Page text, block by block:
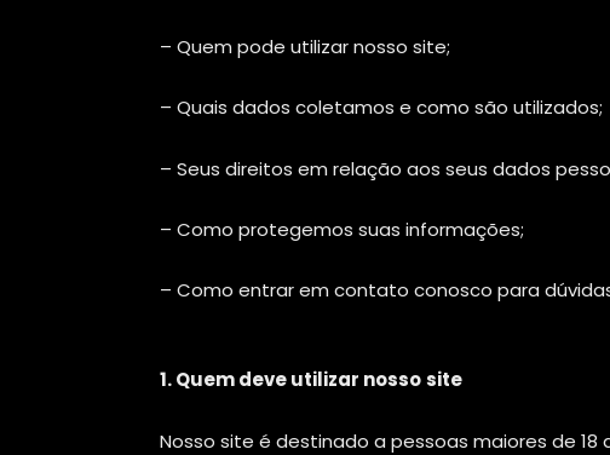
– Quem pode utilizar nosso site;
– Quais dados coletamos e como são utilizados;
– Seus direitos em relação aos seus dados
– Como protegemos suas informações;
– Como entrar em contato conosco para
1. Quem deve utilizar nossosite
Nosso site é destinado a pessoas maiores de